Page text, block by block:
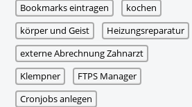
Bookmarks eintragen
kochen
körper und Geist
Heizungsreparatur
externe Abrechnung Zahnarzt
Klempner
FTPS Manager
Cronjobs anlegen